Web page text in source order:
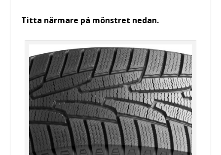
Titta närmare på mönstret nedan.